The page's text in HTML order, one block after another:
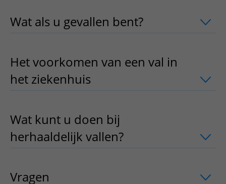
Wat als u gevallen bent? uitklapper,
Het voorkomen van een val in
het ziekenhuis uitklapper, klik om te
Wat kunt u doen bij
herhaaldelijk vallen? uitklapper, klik
Vragen uitklapper, klik om te openen